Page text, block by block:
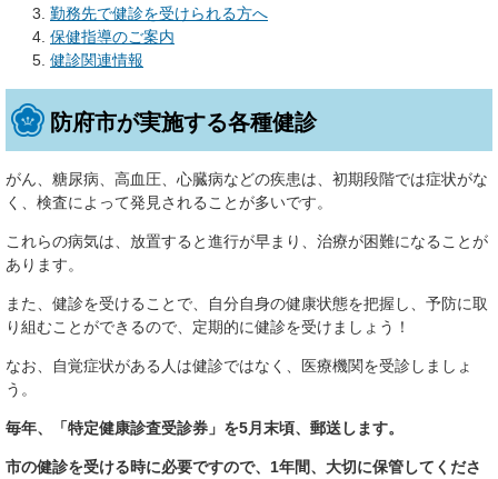
勤務先で健診を受けられる方へ
保健指導のご案内
健診関連情報
防府市が実施する各種健診
がん、糖尿病、高血圧、心臓病などの疾患は、初期段階では症状がな
く、検査によって発見されることが多いです。
これらの病気は、放置すると進行が早まり、治療が困難になることが
あります。
また、健診を受けることで、自分自身の健康状態を把握し、予防に取
り組むことができるので、定期的に健診を受けましょう！
なお、自覚症状がある人は健診ではなく、医療機関を受診しましょ
う。
毎年、「特定健康診査受診券」を5月末頃、郵送します。
市の健診を受ける時に必要ですので、1年間、大切に保管してくださ